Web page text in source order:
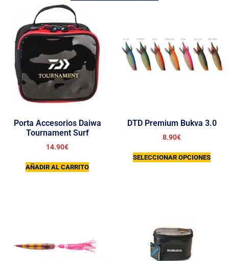
Porta Accesorios Daiwa
Tournament Surf
14.90€
AÑADIR AL CARRITO
DTD Premium Bukva 3.0
8.90€
SELECCIONAR OPCIONES